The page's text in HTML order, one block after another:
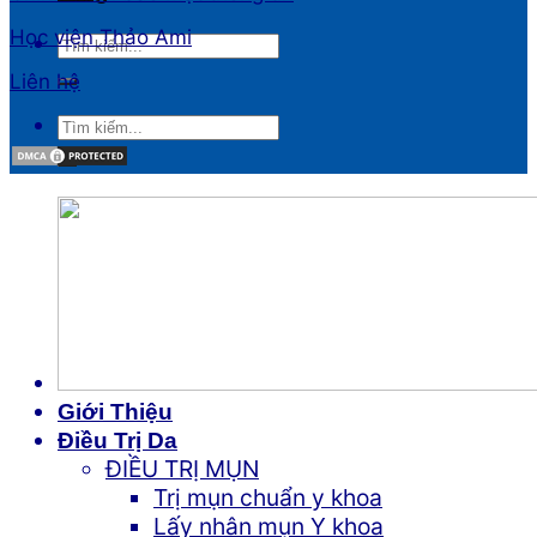
Học viện Thảo Ami
Liên hệ
Giới Thiệu
Điều Trị Da
ĐIỀU TRỊ MỤN
Trị mụn chuẩn y khoa
Lấy nhân mụn Y khoa